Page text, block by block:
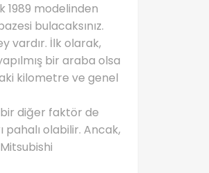
1989 modelinden
bulacaksınız.
vardır. İlk olarak,
bir araba olsa
kilometre ve genel
bir diğer faktör de
olabilir. Ancak,